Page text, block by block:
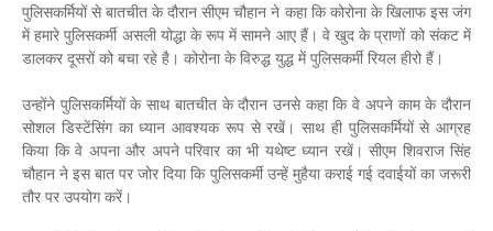
पुलिसकर्मियों से बातचीत के दौरान सीएम चौहान ने कहा कि कोरोना के खिलाफ इस जंग
में हमारे पुलिसकर्मी असली योद्धा के रूप में सामने आए हैं। वे खुद के प्राणों को संकट में
डालकर दूसरों को बचा रहे है। कोरोना के विरुद्ध युद्ध में पुलिसकर्मी रियल हीरो हैं।
उन्होंने पुलिसकर्मियों के साथ बातचीत के दौरान उनसे कहा कि वे अपने काम के दौरान
सोशल डिस्टेंसिंग का ध्यान आवश्यक रूप से रखें। साथ ही पुलिसकर्मियों से आग्रह
किया कि वे अपना और अपने परिवार का भी यथेष्ट ध्यान रखें। सीएम शिवराज सिंह
चौहान ने इस बात पर जोर दिया कि पुलिसकर्मी उन्हें मुहैया कराई गई दवाईयों का जरूरी
तौर पर उपयोग करें।